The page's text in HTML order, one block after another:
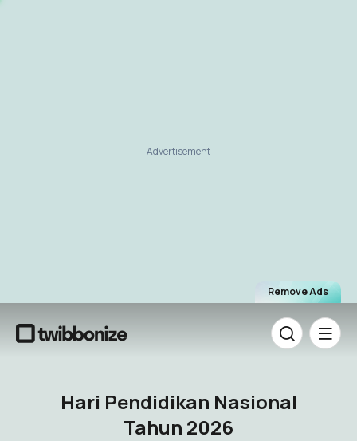
Remove Ads
Advertisement
Hari Pendidikan Nasional
Tahun 2026